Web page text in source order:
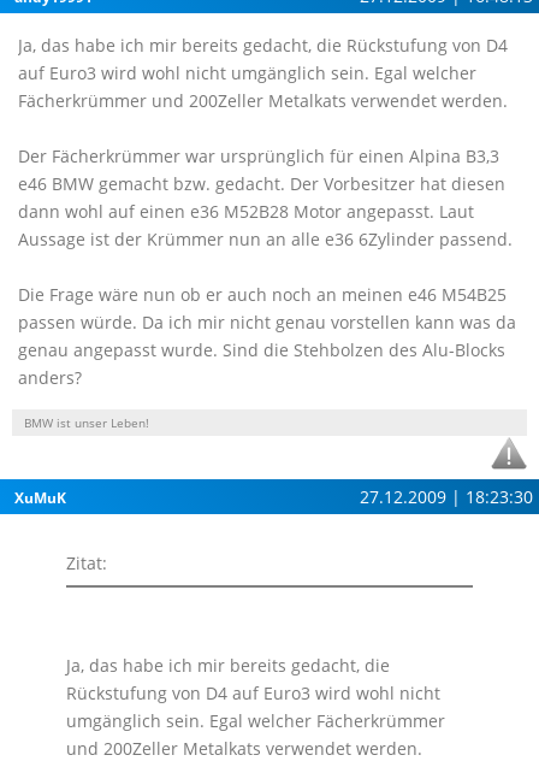
Ja, das habe ich mir bereits gedacht, die Rückstufung von D4
auf Euro3 wird wohl nicht umgänglich sein. Egal welcher
Fächerkrümmer und 200Zeller Metalkats verwendet werden.
Der Fächerkrümmer war ursprünglich für einen Alpina B3,3
e46 BMW gemacht bzw. gedacht. Der Vorbesitzer hat diesen
dann wohl auf einen e36 M52B28 Motor angepasst. Laut
Aussage ist der Krümmer nun an alle e36 6Zylinder passend.
Die Frage wäre nun ob er auch noch an meinen e46 M54B25
passen würde. Da ich mir nicht genau vorstellen kann was da
genau angepasst wurde. Sind die Stehbolzen des Alu-Blocks
anders?
BMW ist unser Leben!
XuMuK 27.12.2009 | 18:23:30
Zitat:
Ja, das habe ich mir bereits gedacht, die
Rückstufung von D4 auf Euro3 wird wohl nicht
umgänglich sein. Egal welcher Fächerkrümmer
und 200Zeller Metalkats verwendet werden.